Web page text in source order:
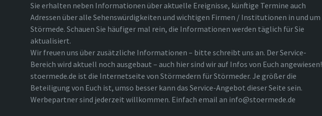
Sie erhalten neben Informationen über aktuelle Ereignisse, künftige Termine auch
Adressen über alle Sehenswürdigkeiten und wichtigen Firmen / Institutionen in und um
Störmede. Schauen Sie häufiger mal rein, die Informationen werden täglich für Sie
aktualisiert.
Wir freuen uns über zusätzliche Informationen – bitte schreibt uns an. Der Service-
Bereich wird aktuell noch ausgebaut – auch hier sind wir auf Infos von Euch angewiesen!
stoermede.de ist die Internetseite von Störmedern für Störmeder. Je größer die
Beteiligung von Euch ist, umso besser kann das Service-Angebot dieser Seite sein.
Werbepartner sind jederzeit willkommen. Einfach email an info@stoermede.de